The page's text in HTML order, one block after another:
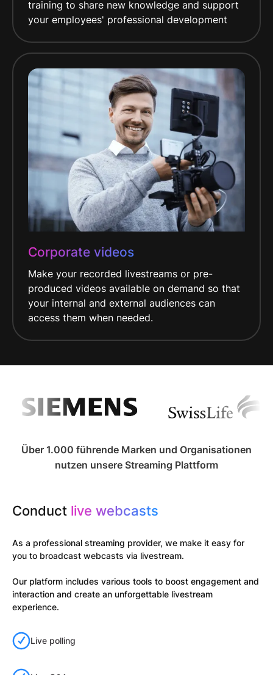
training to share new knowledge and support
your employees' professional development
Corporate videos
Make your recorded livestreams or pre-
produced videos available on demand so that
your internal and external audiences can
access them when needed.
Über 1.000 führende Marken und Organisationen
nutzen unsere Streaming Plattform
Conduct live webcasts
As a professional streaming provider, we make it easy for
you to broadcast webcasts via livestream.
Our platform includes various tools to boost engagement and
interaction and create an unforgettable livestream
experience.
Live polling